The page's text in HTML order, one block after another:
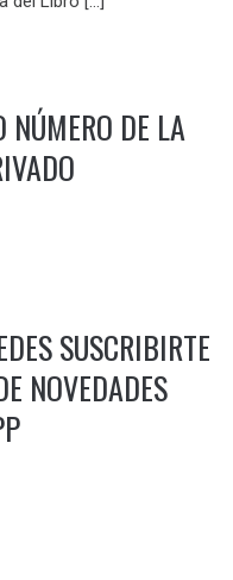
NÚMERO DE LA
SUSCRIBIRTE
NOVEDADES